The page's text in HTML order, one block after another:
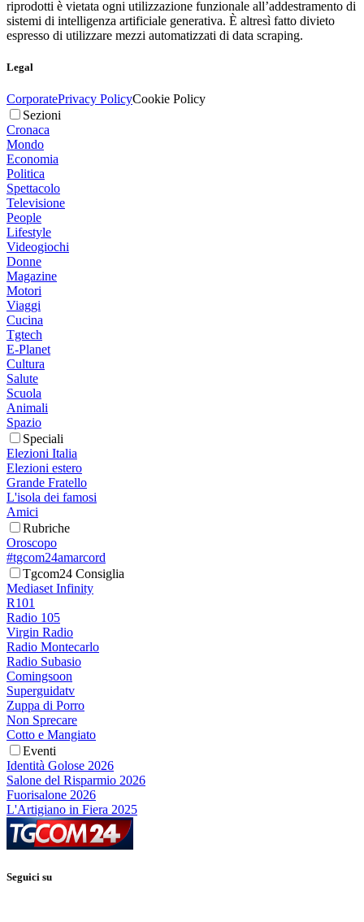
riprodotti è vietata ogni utilizzazione funzionale all’addestramento di
sistemi di intelligenza artificiale generativa. È altresì fatto divieto
espresso di utilizzare mezzi automatizzati di data scraping.
Legal
CorporatePrivacy PolicyCookie Policy
Sezioni
Cronaca
Mondo
Economia
Politica
Spettacolo
Televisione
People
Lifestyle
Videogiochi
Donne
Magazine
Motori
Viaggi
Cucina
Tgtech
E-Planet
Cultura
Salute
Scuola
Animali
Spazio
Speciali
Elezioni Italia
Elezioni estero
Grande Fratello
L'isola dei famosi
Amici
Rubriche
Oroscopo
#tgcom24amarcord
Tgcom24 Consiglia
Mediaset Infinity
R101
Radio 105
Virgin Radio
Radio Montecarlo
Radio Subasio
Comingsoon
Superguidatv
Zuppa di Porro
Non Sprecare
Cotto e Mangiato
Eventi
Identità Golose 2026
Salone del Risparmio 2026
Fuorisalone 2026
L'Artigiano in Fiera 2025
Seguici su